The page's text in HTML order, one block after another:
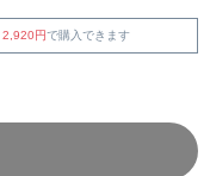
2,920円で購入できます